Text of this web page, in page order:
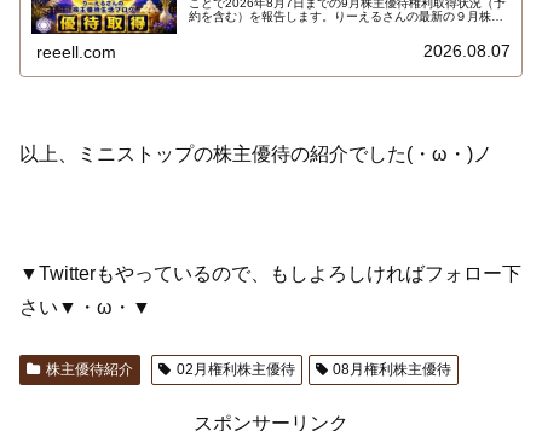
ことで2026年8月7日までの9月株主優待権利取得状況（予
約を含む）を報告します。りーえるさんの最新の９月株主
reeell.com 2026.08.07
以上、ミニストップの株主優待の紹介でした(・ω・)ノ
▼Twitterもやっているので、もしよろしければフォロー下
さい▼・ω・▼
株主優待紹介 02月権利株主優待 08月権利株主優待
スポンサーリンク